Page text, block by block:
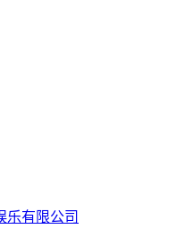
乐有限公司